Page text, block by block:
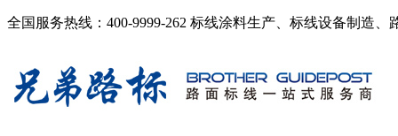
全国服务热线：400-9999-262 标线涂料生产、标线设备制造、